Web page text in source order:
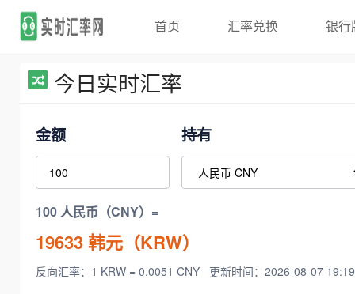
首页 汇率兑换 银行
今日实时汇率
金额 持有
100 人民币（CNY）=
19633韩元（KRW）
反向汇率：1 KRW = 0.0051 CNY 更新时间：2026-08-07